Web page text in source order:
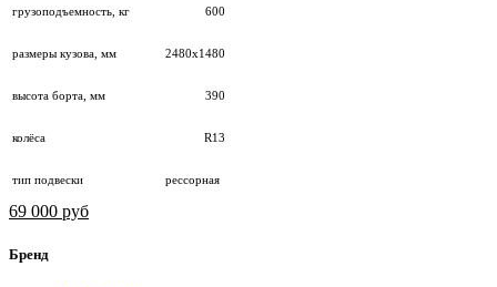
грузоподъемность, кг 600
размеры кузова, мм 2480х1480
высота борта, мм 390
колёса R13
тип подвески рессорная
69 000 руб
Бренд